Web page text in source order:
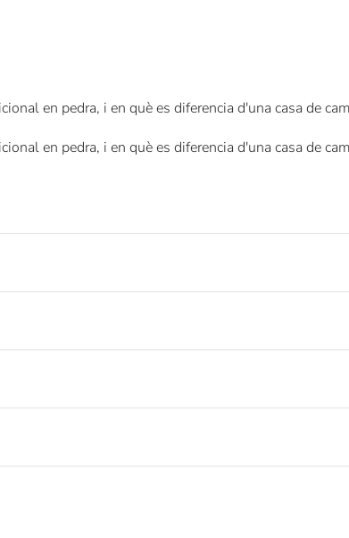
en pedra, i en què es diferencia d'una casa de
en pedra, i en què es diferencia d'una casa de